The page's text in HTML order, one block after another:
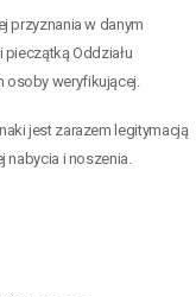
przyznania w danym
Oddziału
osoby weryfikującej.
jest zarazem legitymacją
i noszenia.